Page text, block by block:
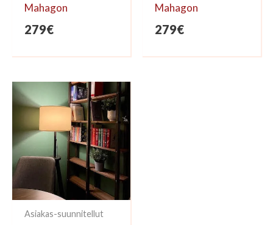
Mahagon
279€
Mahagon
279€
Asiakas-suunnitellut